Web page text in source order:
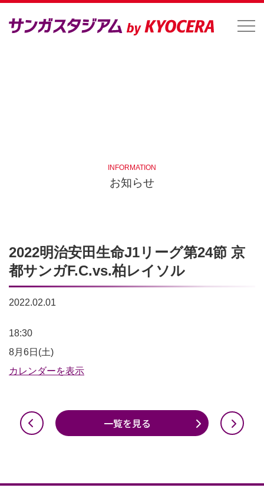
INFORMATION
お知らせ
2022明治安田生命J1リーグ第24節 京
都サンガF.C.vs.柏レイソル
2022.02.01
2022
明
治
リ
18:30
8月6日(土)
カレンダーを表示
一覧を見る